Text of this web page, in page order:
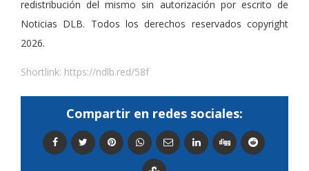
redistribución del mismo sin autorización por escrito de
Noticias DLB. Todos los derechos reservados copyright
2026.
Shortlink: https://ndlb.red/58f
Compartir en redes sociales: